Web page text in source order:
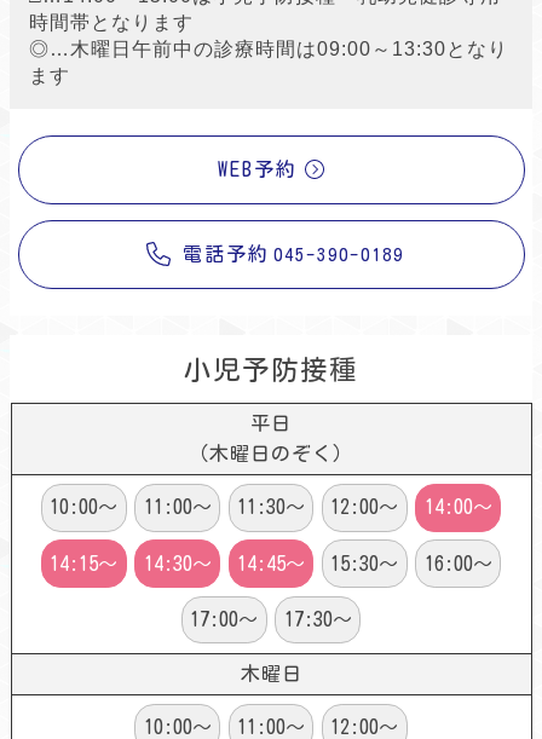
時間帯となります
◎…木曜日午前中の診療時間は09:00～13:30となり
ます
WEB予約
電話予約 045-390-0189
小児予防接種
平日
（木曜日のぞく）
10:00～ 11:00～ 11:30～ 12:00～ 14:00～
14:15～ 14:30～ 14:45～ 15:30～ 16:00～
17:00～ 17:30～
木曜日
10:00～ 11:00～ 12:00～